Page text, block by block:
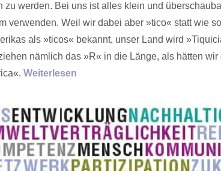
wer­den. Bei uns ist alles klein und
verwenden. Weil wir dabei aber »tico« statt wie
als »ticos« bekannt, unser Land wird
nämlich das »R« in die Länge, als hätten wir
Weiterlesen